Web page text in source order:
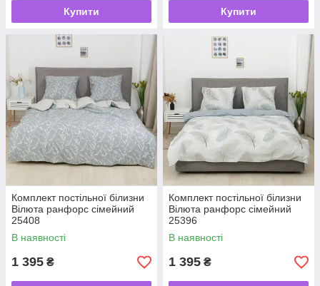
Купити Купити
Комплект постільної білизни
Вілюта ранфорс сімейний
25408
В наявності
1 395 ₴
Комплект постільної білизни
Вілюта ранфорс сімейний
25396
В наявності
1 395 ₴